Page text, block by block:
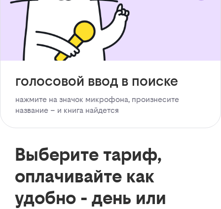
голосовой ввод в поиске
нажмите на значок микрофона, произнесите
название – и книга найдется
Выберите тариф,
оплачивайте как
удобно - день или